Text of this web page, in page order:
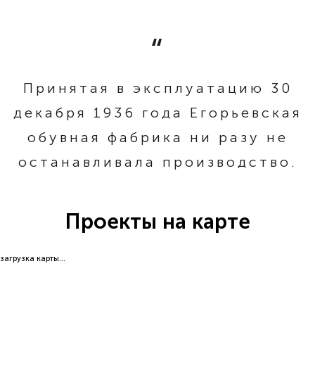
Принятая в эксплуатацию 30
декабря 1936 года Егорьевская
обувная фабрика ни разу не
останавливала производство.
Проекты на карте
загрузка карты...